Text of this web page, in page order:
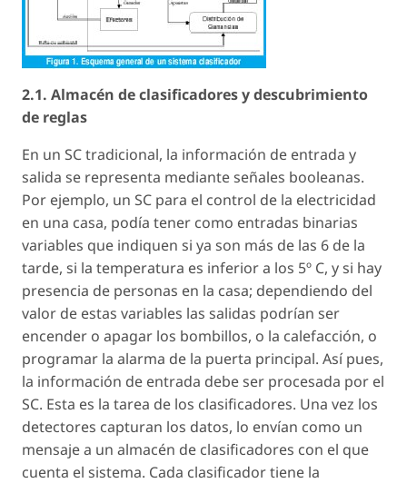
2.1. Almacén de clasificadores y descubrimiento
de reglas
En un SC tradicional, la información de entrada y
salida se representa mediante señales booleanas.
Por ejemplo, un SC para el control de la electricidad
en una casa, podía tener como entradas binarias
variables que indiquen si ya son más de las 6 de la
tarde, si la temperatura es inferior a los 5º C, y si hay
presencia de personas en la casa; dependiendo del
valor de estas variables las salidas podrían ser
encender o apagar los bombillos, o la calefacción, o
programar la alarma de la puerta principal. Así pues,
la información de entrada debe ser procesada por el
SC. Esta es la tarea de los clasificadores. Una vez los
detectores capturan los datos, lo envían como un
mensaje a un almacén de clasificadores con el que
cuenta el sistema. Cada clasificador tiene la